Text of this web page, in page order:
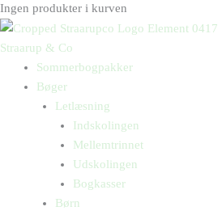
Ingen produkter i kurven
Straarup & Co
Sommerbogpakker
Bøger
Letlæsning
Indskolingen
Mellemtrinnet
Udskolingen
Bogkasser
Børn